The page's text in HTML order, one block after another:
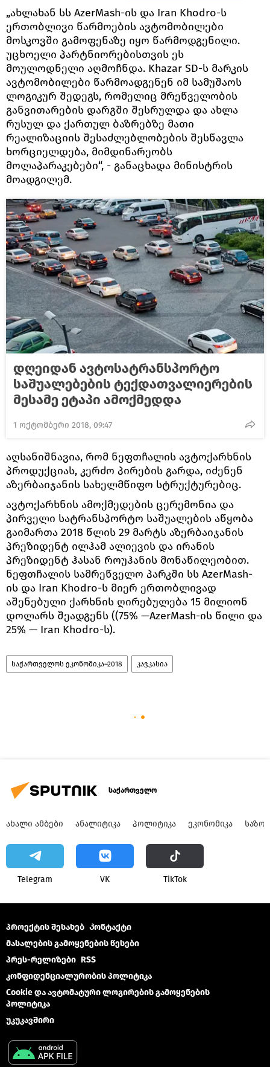
„ახლახან სს AzerMash-ის და Iran Khodro-ს
ერთობლივი წარმოების ავტომობილები
მოსკოვში გამოფენაზე იყო წარმოდგენილი.
უცხოელი პარტნიორებისთვის ეს
მოულოდნელი აღმოჩნდა. Khazar SD-ს მარკის
ავტომობილები წარმოადგენენ იმ სამუშაოს
ლოგიკურ შედეგს, რომელიც მრეწველობის
განვითარების დარგში შესრულდა და ახლა
რუსულ და ქართულ ბაზრებზე მათი
რეალიზაციის შესაძლებლობების შესწავლა
ხორციელდება, მიმდინარეობს
მოლაპარაკებები“, - განაცხადა მინისტრის
მოადგილემ.
დღეიდან ავტოსატრანსპორტო
საშუალებების ტექდათვალიერების
მესამე ეტაპი ამოქმედდა
1 ოქტომბერი 2018, 09:47
აღსანიშნავია, რომ ნეფთჩალის ავტოქარხნის
პროდუქციას, კერძო პირების გარდა, იძენენ
აზერბაიჯანის სახელმწიფო სტრუქტურებიც.
ავტოქარხნის ამოქმედების ცერემონია და
პირველი სატრანსპორტო საშუალების აწყობა
გაიმართა 2018 წლის 29 მარტს აზერბაიჯანის
პრეზიდენტ ილჰამ ალიევის და ირანის
პრეზიდენტ ჰასან როუჰანის მონაწილეობით.
ნეფთჩალის სამრეწველო პარკში სს AzerMash-
ის და Iran Khodro-ს მიერ ერთობლივად
აშენებული ქარხნის ღირებულება 15 მილიონ
დოლარს შეადგენს ((75% —AzerMash-ის წილი და
25% — Iran Khodro-ს).
საქართველოს ეკონომიკა–2018 კავკასია
საქართველო
ᲐᲮᲐᲚᲘ ᲐᲛᲑᲔᲑᲘ ᲐᲜᲐᲚᲘᲢᲘᲙᲐ ᲞᲝᲚᲘᲢᲘᲙᲐ ᲔᲙᲝᲜᲝᲛᲘᲙᲐ
Telegram VK ТikТоk
პროექტის შესახებ Კონტაქტი
მასალების გამოყენების წესები
პრეს-რელიზები RSS
კონფიდენციალურობის პოლიტიკა
Cookie და ავტომატური ლოგირების გამოყენების
პოლიტიკა
უკუკავშირი